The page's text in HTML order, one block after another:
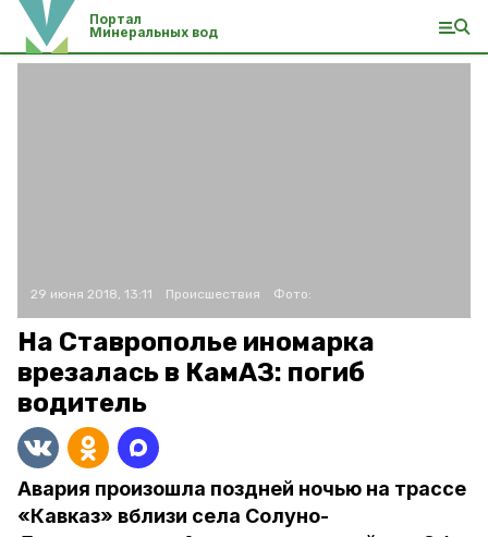
Портал
Минеральных вод
29 июня 2018, 13:11 Происшествия Фото:
На Ставрополье иномарка
врезалась в КамАЗ: погиб
водитель
Авария произошла поздней ночью на трассе
«Кавказ» вблизи села Солуно-